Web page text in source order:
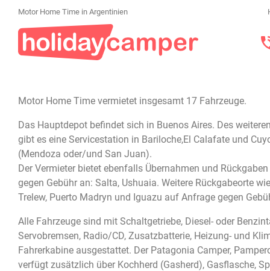
Motor Home Time in Argentinien
Motor Home Time vermietet insgesamt 17 Fahrzeuge.
Das Hauptdepot befindet sich in Buenos Aires. Des
gibt es eine Servicestation in Bariloche,El Calafate und
(Mendoza oder/und San Juan).
Der Vermieter bietet ebenfalls Übernahmen und
gegen Gebühr an: Salta, Ushuaia. Weitere Rückgabeorte
Trelew, Puerto Madryn und Iguazu auf Anfrage gegen
Alle Fahrzeuge sind mit Schaltgetriebe, Diesel- oder
Servobremsen, Radio/CD, Zusatzbatterie, Heizung- und
Fahrerkabine ausgestattet. Der Patagonia Camper,
verfügt zusätzlich über Kochherd (Gasherd), Gasflasche,